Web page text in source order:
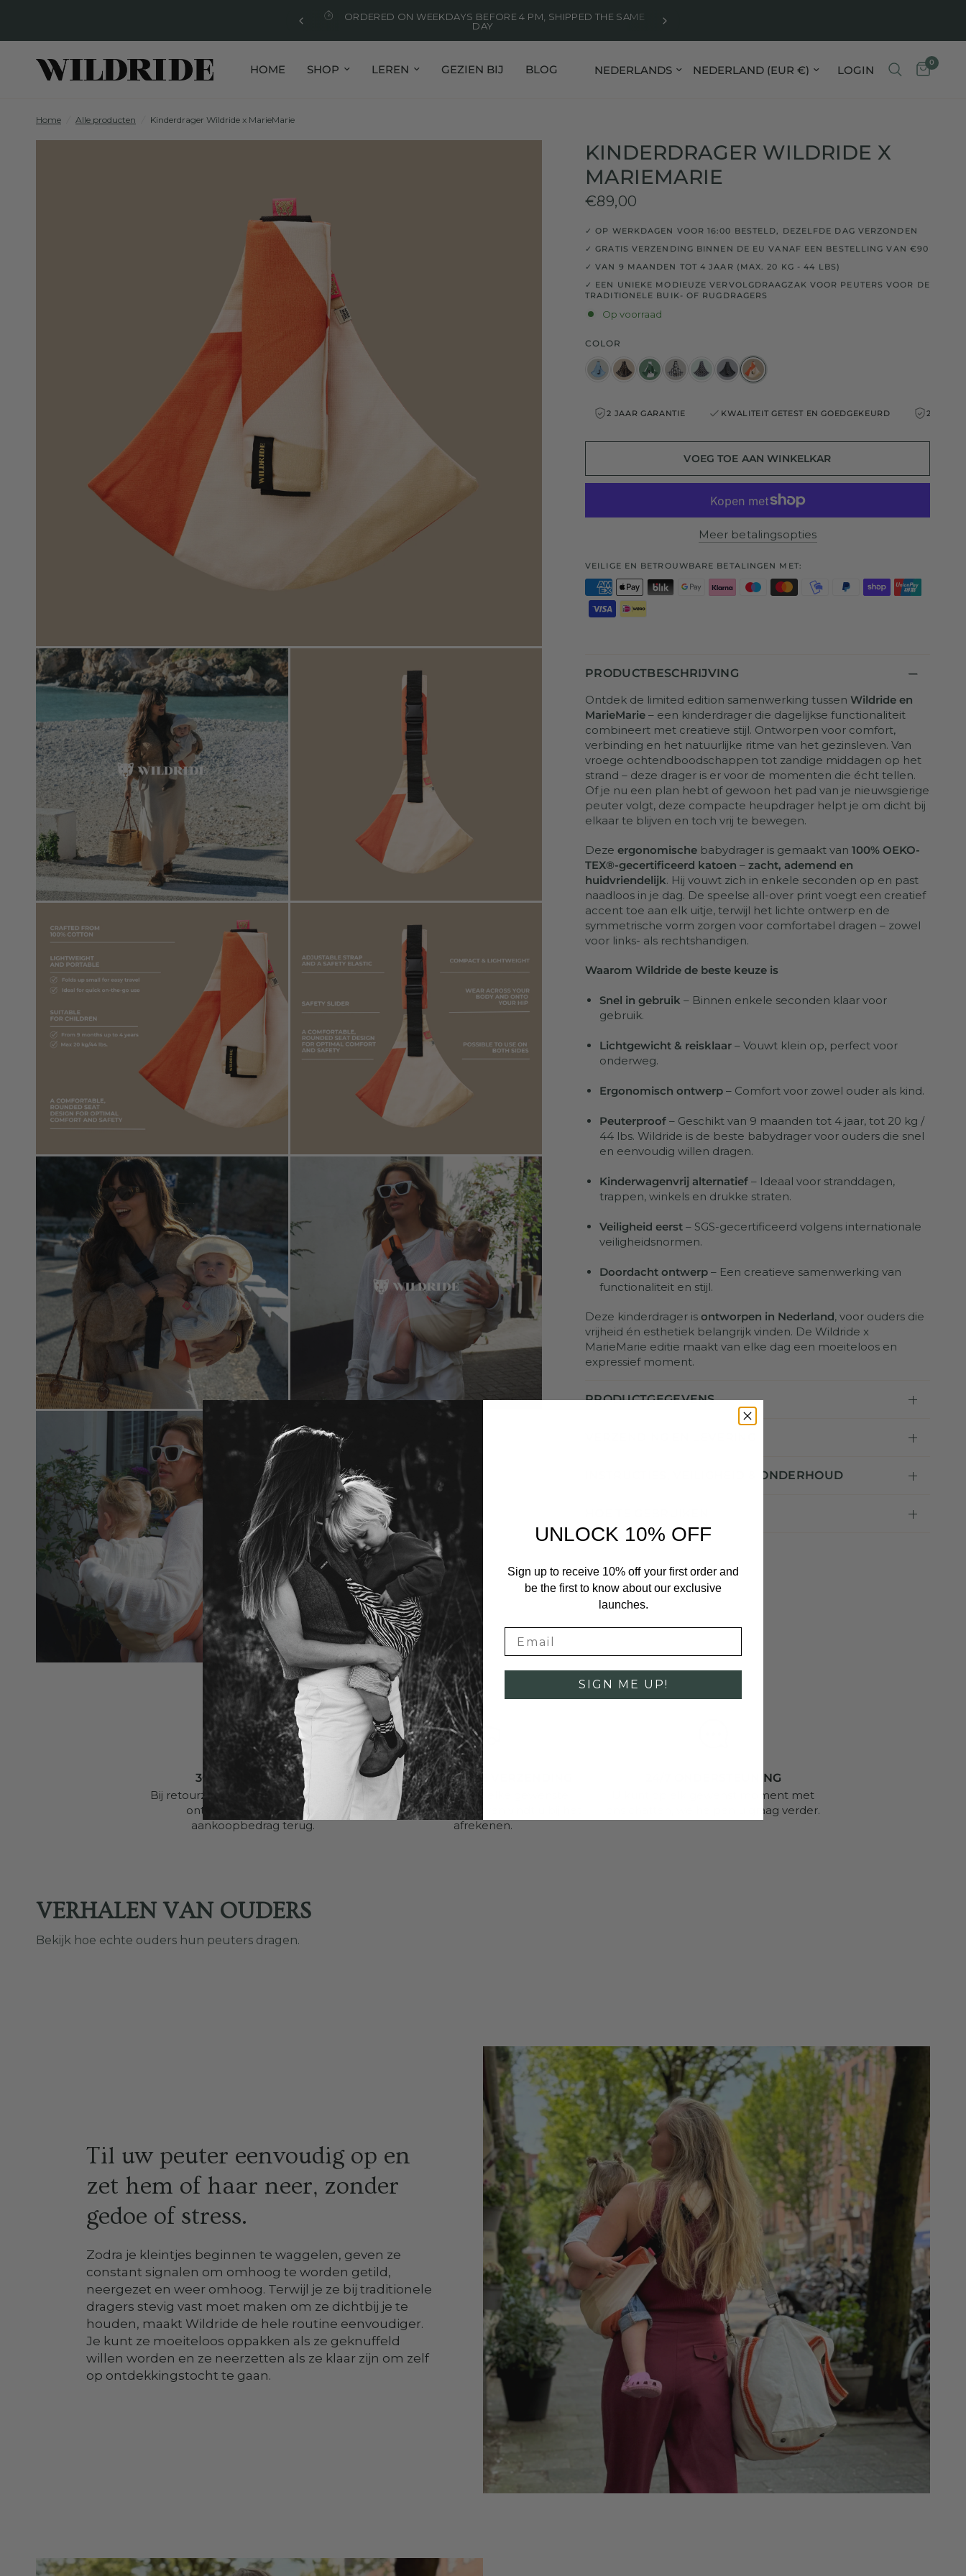
ORDERED ON WEEKDAYS BEFORE 4 PM, SHIPPED THE SAME
DAY
HOME SHOP LEREN GEZIEN BIJ BLOG Land/regio bijwerkenLand/regio bijwerken LOGIN
0
Home Alle producten Kinderdrager Wildride x MarieMarie
KINDERDRAGER WILDRIDE X
MARIEMARIE
€89,00
✓ OP WERKDAGEN VOOR 16:00 BESTELD, DEZELFDE DAG VERZONDEN
✓ GRATIS VERZENDING BINNEN DE EU VANAF EEN BESTELLING VAN €90
✓ VAN 9 MAANDEN TOT 4 JAAR (MAX. 20 KG - 44 LBS)
✓ EEN UNIEKE MODIEUZE VERVOLGDRAAGZAK VOOR PEUTERS VOOR DE
TRADITIONELE BUIK- OF RUGDRAGERS
Op voorraad
COLOR
2 JAAR GARANTIE KWALITEIT GETEST EN GOEDGEKEURD 2 JAAR GARANTIE
VOEG TOE AAN WINKELKAR
Meer betalingsopties
VEILIGE EN BETROUWBARE BETALINGEN MET:
PRODUCTBESCHRIJVING
Ontdek de limited edition samenwerking tussen Wildride en
MarieMarie – een kinderdrager die dagelijkse functionaliteit
combineert met creatieve stijl. Ontworpen voor comfort,
verbinding en het natuurlijke ritme van het gezinsleven. Van
vroege ochtendboodschappen tot zandige middagen op het
strand – deze drager is er voor de momenten die écht tellen.
Of je nu een plan hebt of gewoon het pad van je nieuwsgierige
peuter volgt, deze compacte heupdrager helpt je om dicht bij
elkaar te blijven en toch vrij te bewegen.
Dezeergonomische babydrager is gemaakt van100% OEKO-
TEX®-gecertificeerd katoen– zacht, ademend en
huidvriendelijk. Hij vouwt zich in enkele seconden op en past
naadloos in je dag. De speelse all-over print voegt een creatief
accent toe aan elk uitje, terwijl het lichte ontwerp en de
symmetrische vorm zorgen voor comfortabel dragen – zowel
voor links- als rechtshandigen.
Waarom Wildride de beste keuze is
Snel in gebruik – Binnen enkele seconden klaar voor
gebruik.
Lichtgewicht & reisklaar – Vouwt klein op, perfect voor
onderweg.
Ergonomisch ontwerp – Comfort voor zowel ouder als kind.
Peuterproof – Geschikt van 9 maanden tot 4 jaar, tot 20 kg /
44 lbs. Wildride is de beste babydrager voor ouders die snel
en eenvoudig willen dragen.
Kinderwagenvrij alternatief – Ideaal voor stranddagen,
trappen, winkels en drukke straten.
Veiligheid eerst – SGS-gecertificeerd volgens internationale
veiligheidsnormen.
Doordacht ontwerp – Een creatieve samenwerking van
functionaliteit en stijl.
Deze kinderdrager isontworpen in Nederland, voor ouders die
vrijheid én esthetiek belangrijk vinden. De Wildride x
MarieMarie editie maakt van elke dag een moeiteloos en
expressief moment.
PRODUCTGEGEVENS
INSTRUCTIES, VEILIGHEID & ONDERHOUD
30 DAGEN RETOUR
Bij retourzendingen binnen 30 dagen
ontvangt u het volledige
aankoopbedrag terug.
WERELDWIJDE VERZENDING
Verzenden naar elke gewenste
bestemming, tarieven vindt u bij het
afrekenen.
24/7 ONDERSTEUNING
U kunt op elk gewenst moment met
ons chatten, we helpen u graag verder.
VERHALEN VAN OUDERS
Bekijk hoe echte ouders hun peuters dragen.
Til uw peuter eenvoudig op en
zet hem of haar neer, zonder
gedoe of stress.
Zodra je kleintjes beginnen te waggelen, geven ze
constant signalen om omhoog te worden getild,
neergezet en weer omhoog. Terwijl je ze bij traditionele
dragers stevig vast moet maken om ze dichtbij je te
houden, maakt Wildride de hele routine eenvoudiger.
Je kunt ze moeiteloos oppakken als ze geknuffeld
willen worden en ze neerzetten als ze klaar zijn om zelf
op ontdekkingstocht te gaan.
UNLOCK 10% OFF
Sign up to receive 10% off your first order and
be the first to know about our exclusive
launches.
SIGN ME UP!